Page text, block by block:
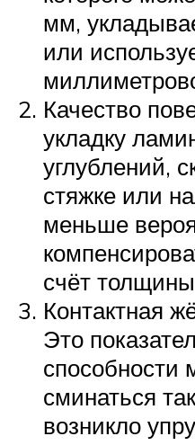
мм,
или
Качество
укладку
углублений,
стяжке или
меньше
счёт
Контактная
Это
способности
сминаться
возникло